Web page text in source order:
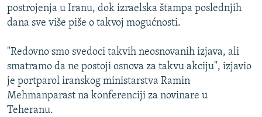
INFOGRAFIKE
KINA NA BALKANU
RSE PRIČE IZ SVIJETA
ISPRIČAJ MI
DNEVNO@RSE
SPECIJALI RSE
VIŠE OD NASLOVA
postrojenja u Iranu, dok izraelska štampa poslednjih
dana sve više piše o takvoj mogućnosti.
"Redovno smo svedoci takvih neosnovanih izjava, ali
smatramo da ne postoji osnova za takvu akciju", izjavio
je portparol iranskog ministarstva Ramin
Mehmanparast na konferenciji za novinare u
Teheranu.